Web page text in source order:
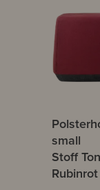
small
Stoff
Rubinrot